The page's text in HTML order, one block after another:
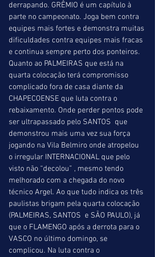
derrapando. GRÊMIO é um capítulo à
parte no campeonato. Joga bem contra
equipes mais fortes e demonstra muitas
dificuldades contra equipes mais fracas
e continua sempre perto dos ponteiros.
Quanto ao PALMEIRAS que está na
quarta colocação terá compromisso
complicado fora de casa diante da
CHAPECOENSE que luta contra o
rebaixamento. Onde perder pontos pode
ser ultrapassado pelo SANTOS  que
demonstrou mais uma vez sua força
jogando na Vila Belmiro onde atropelou
o irregular INTERNACIONAL que pelo
visto não “decolou” , mesmo tendo
melhorado com a chegada do novo
técnico Argel. Ao que tudo indica os três
paulistas brigam pela quarta colocação
(PALMEIRAS, SANTOS  e SÃO PAULO), já
que o FLAMENGO após a derrota para o
VASCO no último domingo, se
complicou. Na luta contra o